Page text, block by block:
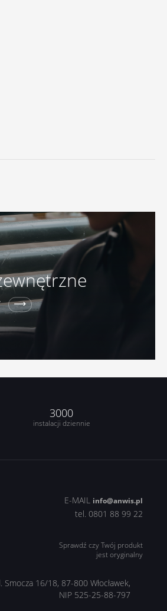
3000
instalacji dziennie
E-MAIL info@anwis.pl
tel. 0801 88 99 22
Sprawdź czy Twój produkt
jest oryginalny
Smocza 16/18, 87-800 Włocławek,
NIP 525-25-88-797